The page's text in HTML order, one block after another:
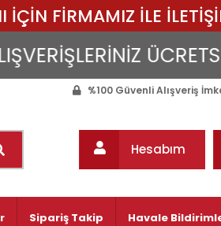
FİRMAMIZ İLE
%100 Güvenli Alışveriş
Hesabım
Sipariş Takip Havale